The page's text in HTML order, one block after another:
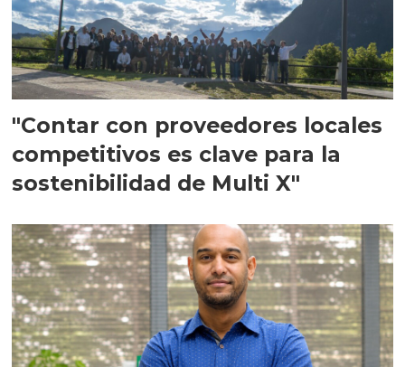
"Contar con proveedores locales
competitivos es clave para la
sostenibilidad de Multi X"